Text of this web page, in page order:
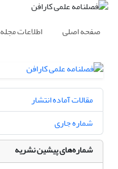
صفحه اصلی اطلاعات مجله
مقالات آماده انتشار
شماره جاری
شماره‌های پیشین نشریه